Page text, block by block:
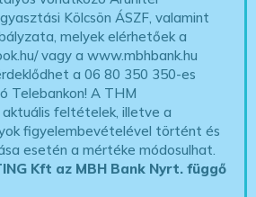
Kölcsön ÁSZF, valamint
melyek elérhetőek a
vagy a www.mbhbank.hu
a 06 80 350 350-es
Telebankon! A THM
feltételek, illetve a
figyelembevételével történt és
esetén a mértéke módosulhat.
Kft az MBH Bank Nyrt. függő